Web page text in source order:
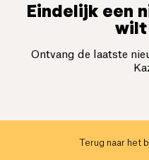
Eindelijk een
wilt
Ontvang de laatste
Terug naar het